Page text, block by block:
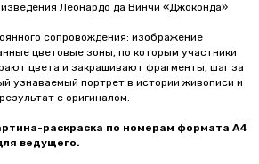
Леонардо да Винчи «Джоконда»
сопровождения: изображение
цветовые зоны, по которым участники
цвета и закрашивают фрагменты, шаг за
узнаваемый портрет в истории живописи и
с оригиналом.
раскраска по номерам формата А4
ведущего.